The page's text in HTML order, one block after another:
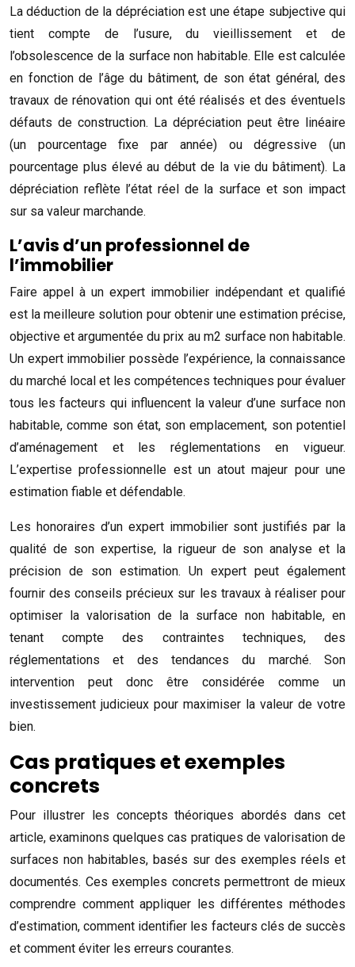
La déduction de la dépréciation est une étape subjective qui
tient compte de l’usure, du vieillissement et de
l’obsolescence de la surface non habitable. Elle est calculée
en fonction de l’âge du bâtiment, de son état général, des
travaux de rénovation qui ont été réalisés et des éventuels
défauts de construction. La dépréciation peut être linéaire
(un pourcentage fixe par année) ou dégressive (un
pourcentage plus élevé au début de la vie du bâtiment). La
dépréciation reflète l’état réel de la surface et son impact
sur sa valeur marchande.
L’avis d’un professionnel de
l’immobilier
Faire appel à un expert immobilier indépendant et qualifié
est la meilleure solution pour obtenir une estimation précise,
objective et argumentée du prix au m2 surface non habitable.
Un expert immobilier possède l’expérience, la connaissance
du marché local et les compétences techniques pour évaluer
tous les facteurs qui influencent la valeur d’une surface non
habitable, comme son état, son emplacement, son potentiel
d’aménagement et les réglementations en vigueur.
L’expertise professionnelle est un atout majeur pour une
estimation fiable et défendable.
Les honoraires d’un expert immobilier sont justifiés par la
qualité de son expertise, la rigueur de son analyse et la
précision de son estimation. Un expert peut également
fournir des conseils précieux sur les travaux à réaliser pour
optimiser la valorisation de la surface non habitable, en
tenant compte des contraintes techniques, des
réglementations et des tendances du marché. Son
intervention peut donc être considérée comme un
investissement judicieux pour maximiser la valeur de votre
bien.
Cas pratiques et exemples
concrets
Pour illustrer les concepts théoriques abordés dans cet
article, examinons quelques cas pratiques de valorisation de
surfaces non habitables, basés sur des exemples réels et
documentés. Ces exemples concrets permettront de mieux
comprendre comment appliquer les différentes méthodes
d’estimation, comment identifier les facteurs clés de succès
et comment éviter les erreurs courantes.